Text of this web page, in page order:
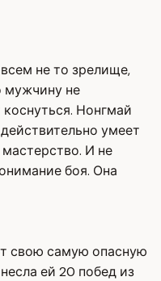
не то зрелище,
мужчину не
Нонгмай
умеет
И не
боя. Она
свою самую опасную
ей 20 побед из